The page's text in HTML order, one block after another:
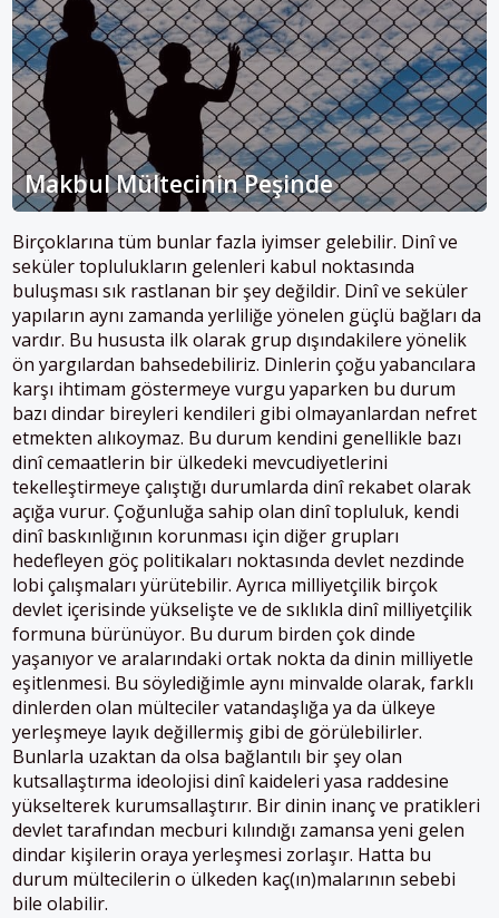
Makbul Mültecinin Peşinde
Birçoklarına tüm bunlar fazla iyimser gelebilir. Dinî ve
seküler toplulukların gelenleri kabul noktasında
buluşması sık rastlanan bir şey değildir. Dinî ve seküler
yapıların aynı zamanda yerliliğe yönelen güçlü bağları da
vardır. Bu hususta ilk olarak grup dışındakilere yönelik
ön yargılardan bahsedebiliriz. Dinlerin çoğu yabancılara
karşı ihtimam göstermeye vurgu yaparken bu durum
bazı dindar bireyleri kendileri gibi olmayanlardan nefret
etmekten alıkoymaz. Bu durum kendini genellikle bazı
dinî cemaatlerin bir ülkedeki mevcudiyetlerini
tekelleştirmeye çalıştığı durumlarda dinî rekabet olarak
açığa vurur. Çoğunluğa sahip olan dinî topluluk, kendi
dinî baskınlığının korunması için diğer grupları
hedefleyen göç politikaları noktasında devlet nezdinde
lobi çalışmaları yürütebilir. Ayrıca milliyetçilik birçok
devlet içerisinde yükselişte ve de sıklıkla dinî milliyetçilik
formuna bürünüyor. Bu durum birden çok dinde
yaşanıyor ve aralarındaki ortak nokta da dinin milliyetle
eşitlenmesi. Bu söylediğimle aynı minvalde olarak, farklı
dinlerden olan mülteciler vatandaşlığa ya da ülkeye
yerleşmeye layık değillermiş gibi de görülebilirler.
Bunlarla uzaktan da olsa bağlantılı bir şey olan
kutsallaştırma ideolojisi dinî kaideleri yasa raddesine
yükselterek kurumsallaştırır. Bir dinin inanç ve pratikleri
devlet tarafından mecburi kılındığı zamansa yeni gelen
dindar kişilerin oraya yerleşmesi zorlaşır. Hatta bu
durum mültecilerin o ülkeden kaç(ın)malarının sebebi
bile olabilir.